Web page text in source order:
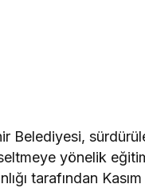
Belediyesi,
yönelik
tarafından